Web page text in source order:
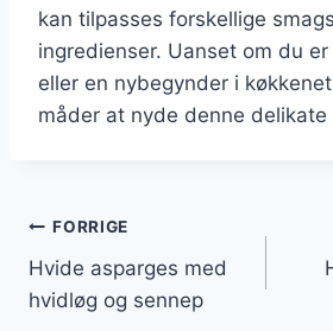
kan tilpasses forskellige
ingredienser. Uanset om du
eller en nybegynder i
måder at nyde denne delikate
Indlægsnavigation
FORRIGE
Hvide asparges med
hvidløg og sennep